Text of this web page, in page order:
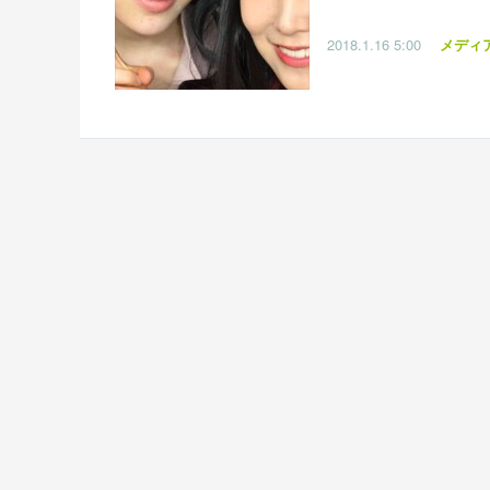
2018.1.16 5:00 メディ